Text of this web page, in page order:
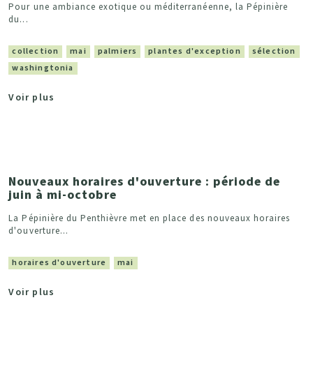
Pour une ambiance exotique ou méditerranéenne, la Pépinière
du...
collection mai palmiers plantes d'exception
sélection
washingtonia
Voir plus
Nouveaux horaires d'ouverture : période de
juin à mi-octobre
La Pépinière du Penthièvre met en place des nouveaux horaires
d'ouverture...
horaires d'ouverture mai
Voir plus